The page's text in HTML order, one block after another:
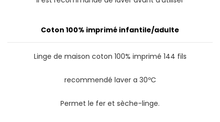
Coton 100% imprimé infantile/adulte
Linge de maison coton 100% imprimé 144 fils
recommendé laver a 30ºC
Permet le fer et sèche-linge.